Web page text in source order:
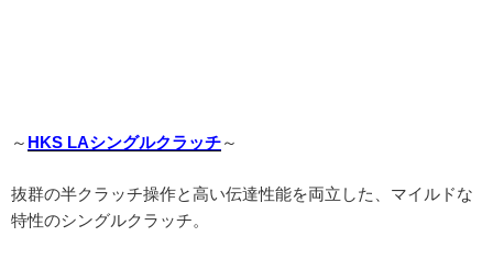
～ HKS LAシングルクラッチ～
抜群の半クラッチ操作と高い伝達性能を両立した、マイルドな
特性のシングルクラッチ。